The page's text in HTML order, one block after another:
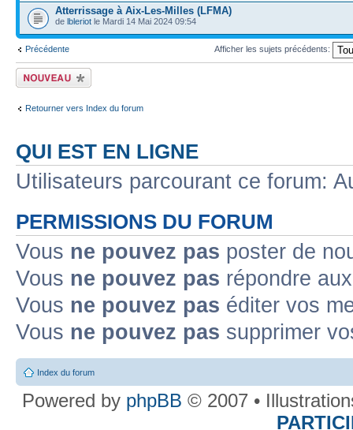
Atterrissage à Aix-Les-Milles (LFMA)
de lbleriot le Mardi 14 Mai 2024 09:54
Précédente Afficher les sujets précédents:
Ecrire un nouveau
sujet
Retourner vers Index du forum
QUI EST EN LIGNE
Utilisateurs parcourant ce forum:
PERMISSIONS DU FORUM
Vous ne pouvez pas poster de
Vous ne pouvez pas répondre
Vous ne pouvez pas éditer vos
Vous ne pouvez pas supprimer
Index du forum
Powered by phpBB © 2007 •